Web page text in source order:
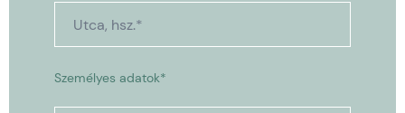
Személyes adatok*